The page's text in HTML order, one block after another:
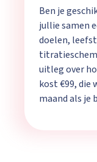
Ben je
jullie samen
doelen,
uitleg over
kost €99, die
maand als je